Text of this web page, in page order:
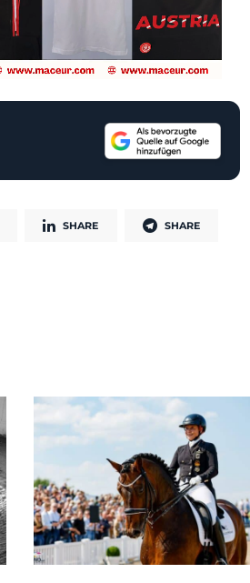
SHARE SHARE